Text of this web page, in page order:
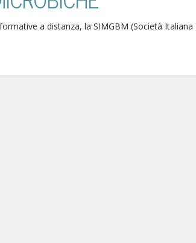
a distanza, la SIMGBM (Società Italiana